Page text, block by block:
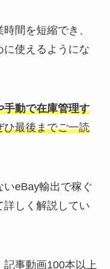
間を短縮でき、
に使えるようにな
手動で在庫管理す
ひ最後までご一読
eBay輸出で稼ぐ
詳しく解説してい
事動画100本以上